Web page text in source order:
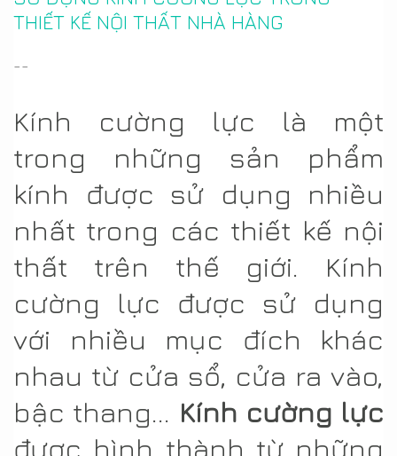
đích đặc biệt. Ngày nay kính cường lực được sử
sinh.
THIẾT KẾ NỘI THẤT NHÀ HÀNG
--
Kính cường lực là một
trong những sản phẩm
kính được sử dụng nhiều
nhất trong các thiết kế nội
thất trên thế giới. Kính
cường lực được sử dụng
với nhiều mục đích khác
nhau từ cửa sổ, cửa ra vào,
bậc thang... Kính cường lực
được hình thành từ những